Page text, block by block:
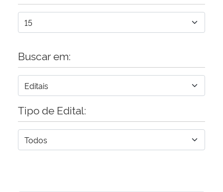
Buscar em:
Tipo de Edital: